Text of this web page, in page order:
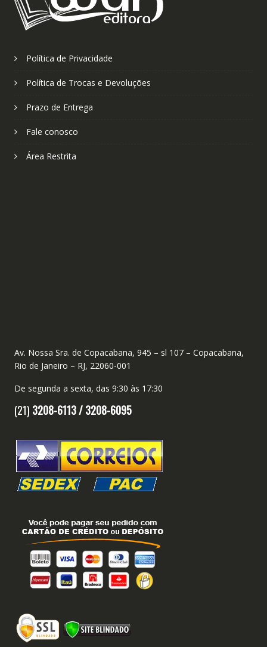
Política de Privacidade
Política de Trocas e Devoluções
Prazo de Entrega
Fale conosco
Área Restrita
Av. Nossa Sra. de Copacabana, 945 – sl 107 – Copacabana,
Rio de Janeiro – RJ, 22060-001
De segunda a sexta, das 9:30 às 17:30
(21) 3208-6113 /3208-6095